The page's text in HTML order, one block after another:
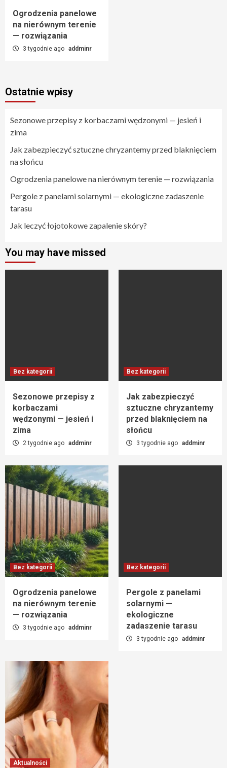
Ogrodzenia panelowe
na nierównym terenie
— rozwiązania
3 tygodnie ago addminr
Ostatnie wpisy
Sezonowe przepisy z korbaczami wędzonymi — jesień i
zima
Jak zabezpieczyć sztuczne chryzantemy przed blaknięciem
na słońcu
Ogrodzenia panelowe na nierównym terenie — rozwiązania
Pergole z panelami solarnymi — ekologiczne zadaszenie
tarasu
Jak leczyć łojotokowe zapalenie skóry?
You may have missed
Bez kategorii
Sezonowe przepisy z
korbaczami
wędzonymi — jesień i
zima
2 tygodnie ago addminr
Bez kategorii
Jak zabezpieczyć
sztuczne chryzantemy
przed blaknięciem na
słońcu
3 tygodnie ago addminr
Bez kategorii
Ogrodzenia panelowe
na nierównym terenie
— rozwiązania
3 tygodnie ago addminr
Bez kategorii
Pergole z panelami
solarnymi —
ekologiczne
zadaszenie tarasu
3 tygodnie ago addminr
Aktualności